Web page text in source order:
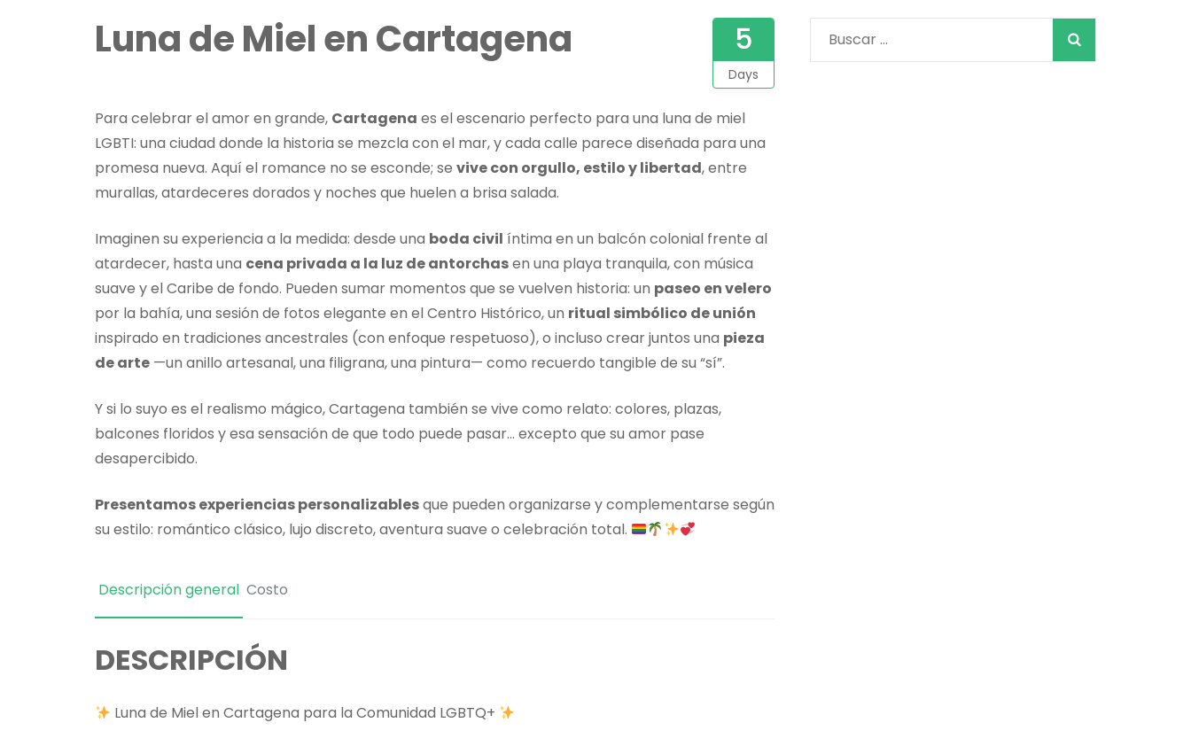
Luna de Miel en Cartagena 5
Days
Para celebrar el amor en grande, Cartagena es el escenario perfecto para una luna de miel
LGBTI: una ciudad donde la historia se mezcla con el mar, y cada calle parece diseñada para una
promesa nueva. Aquí el romance no se esconde; se vive con orgullo, estilo y libertad, entre
murallas, atardeceres dorados y noches que huelen a brisa salada.
Imaginen su experiencia a la medida: desde una boda civil íntima en un balcón colonial frente al
atardecer, hasta una cena privada a la luz de antorchasen una playa tranquila, con música
suave y el Caribe de fondo. Pueden sumar momentos que se vuelven historia: un paseo en velero
por la bahía, una sesión de fotos elegante en el Centro Histórico, un ritual simbólico de unión
inspirado en tradiciones ancestrales (con enfoque respetuoso), o incluso crear juntos una pieza
de arte —un anillo artesanal, una filigrana, una pintura— como recuerdo tangible de su “sí”.
Y si lo suyo es el realismo mágico, Cartagena también se vive como relato: colores, plazas,
balcones floridos y esa sensación de que todo puede pasar… excepto que su amor pase
desapercibido.
Presentamos experiencias personalizablesque pueden organizarse y complementarse según
su estilo: romántico clásico, lujo discreto, aventura suave o celebración total.
Descripción general Costo
DESCRIPCIÓN
Luna de Miel en Cartagena para la Comunidad LGBTQ+
Buscar: